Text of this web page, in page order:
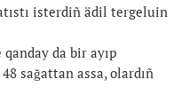
isterdiñ ädil tergeluin
da bir ayıp
sağattan assa, olardıñ